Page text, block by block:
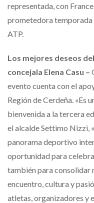
representada, con
prometedora temporada
ATP.
Los mejores deseos
concejala Elena Casu –
evento cuenta con el
Región de Cerdeña. «Es
bienvenida a la tercera
el alcalde Settimo Nizzi,
panorama deportivo
oportunidad para
también para consolidar
encuentro, cultura y
atletas, organizadores y